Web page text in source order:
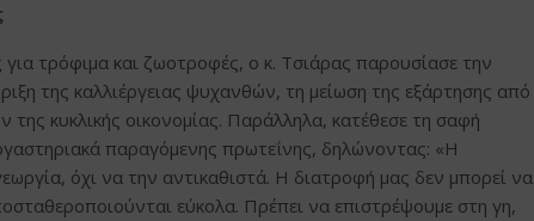
τρόφιμα και ζωοτροφές, ο κ. Τσιάρας παρουσίασε την
της καλλιέργειας ψυχανθών, τη μείωση της εξάρτησης από
της κυκλικής οικονομίας. Παράλληλα, κατέθεσε τη σαφή
παραγόμενης πρωτεΐνης, δηλώνοντας: «Η
όχι να την αντικαθιστά. Η διατροφή μας δεν μπορεί να
εύκολα. Πρέπει να επιστρέψουμε στη γη,